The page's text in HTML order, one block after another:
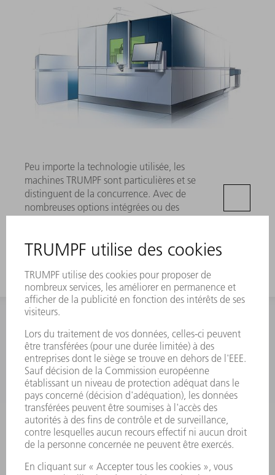
Peu importe la technologie utilisée, les
machines TRUMPF sont particulières et se
distinguent de la concurrence. Avec de
nombreuses options intégrées ou des
CONTACT NEWSROOM
MANIFESTATIONS ET DATES
À RETENIR
ABONNEMENT À LA
NEWSLETTER TRUMPF
SERVICES EN LIGNE
SITES